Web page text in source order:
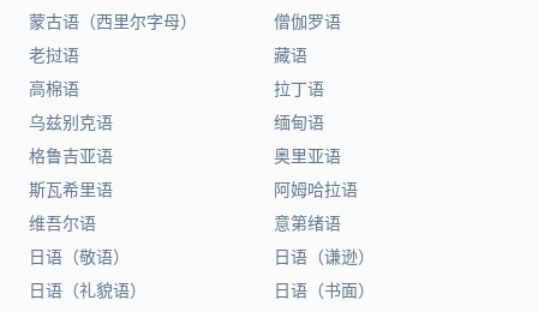
蒙古语（西里尔字母）
僧伽罗语
老挝语
藏语
高棉语
拉丁语
乌兹别克语
缅甸语
格鲁吉亚语
奥里亚语
斯瓦希里语
阿姆哈拉语
维吾尔语
意第绪语
日语（敬语）
日语（谦逊）
日语（礼貌语）
日语（书面）